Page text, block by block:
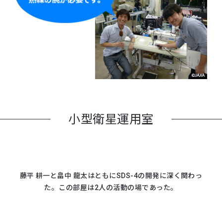
小型衛星運用室
藤平 耕一と畠中 龍太はともにSDS-4の開発に深く関わっ
た。この部屋は2人の活動の場であった。